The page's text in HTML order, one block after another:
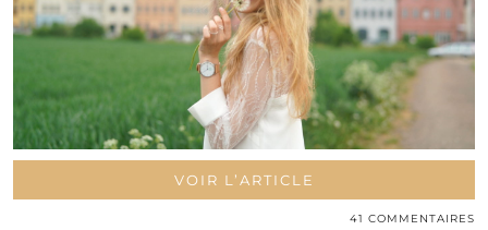
VOIR L’ARTICLE
41 COMMENTAIRES